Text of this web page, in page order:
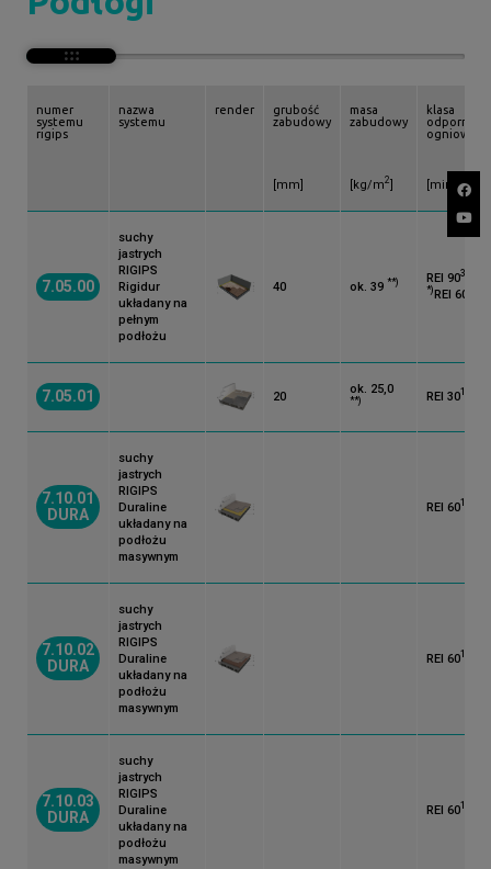
Masa zabudowy
numer
systemu
rigips
nazwa
systemu
render
grubość
zabudowy
[mm]
masa
zabudowy
[kg/m2]
klasa
odporności
ogniowej
[minuty]
7.05.00
suchy
jastrych
RIGIPS
Rigidur
układany na
pełnym
podłożu
40 ok. 39 **) REI 903)
*) REI 60
7.05.01 20
ok. 25,0
**) REI 301)
7.10.01
DURA
suchy
jastrych
RIGIPS
Duraline
układany na
podłożu
masywnym
REI 601)
7.10.02
DURA
suchy
jastrych
RIGIPS
Duraline
układany na
podłożu
masywnym
REI 601)
7.10.03
DURA
suchy
jastrych
RIGIPS
Duraline
układany na
podłożu
masywnym
REI 601)